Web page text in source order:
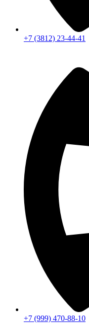
+7 (3812) 23-44-41
+7 (999) 470-88-10